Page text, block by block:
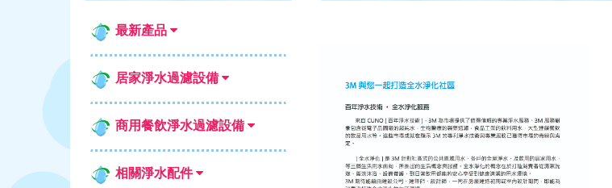
最新產品
居家淨水過濾設備
商用餐飲淨水過濾設備
相關淨水配件